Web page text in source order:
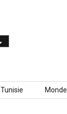
Tunisie Monde